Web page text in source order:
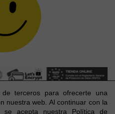
terceros para ofrecerte una
nuestra web. Al continuar con la
se acepta nuestra Política de